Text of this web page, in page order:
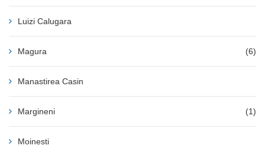
Luizi Calugara
Magura (6)
Manastirea Casin
Margineni (1)
Moinesti